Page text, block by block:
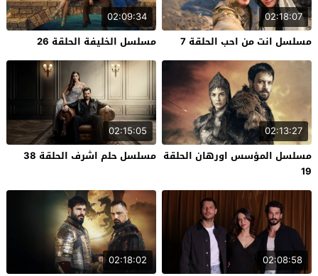
02:18:07
مسلسل انت من احب الحلقة 7
02:09:34
مسلسل الخليفة الحلقة 26
02:13:27
مسلسل المؤسس اورهان الحلقة
19
02:15:05
مسلسل حلم اشرف الحلقة 38
02:08:58
02:18:02